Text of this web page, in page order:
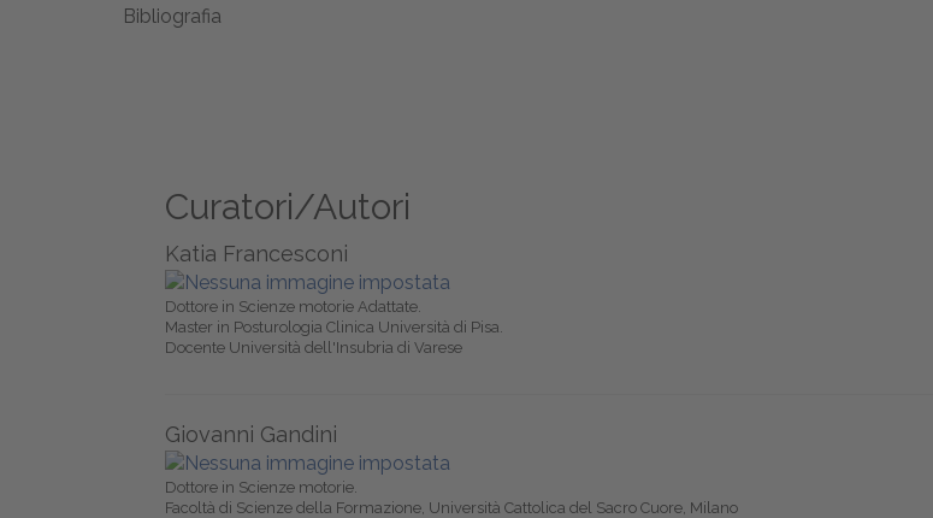
Bibliografia
Curatori/Autori
Katia Francesconi
Dottore in Scienze motorie Adattate.
Master in Posturologia Clinica Università di Pisa.
Docente Università dell'Insubria di Varese
Giovanni Gandini
Dottore in Scienze motorie.
Facoltà di Scienze della Formazione, Università Cattolica del Sacro Cuore, Milano